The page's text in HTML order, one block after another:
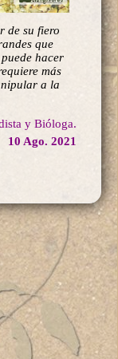
de su fiero
que
hacer
más
a la
y Bióloga.
10 Ago. 2021